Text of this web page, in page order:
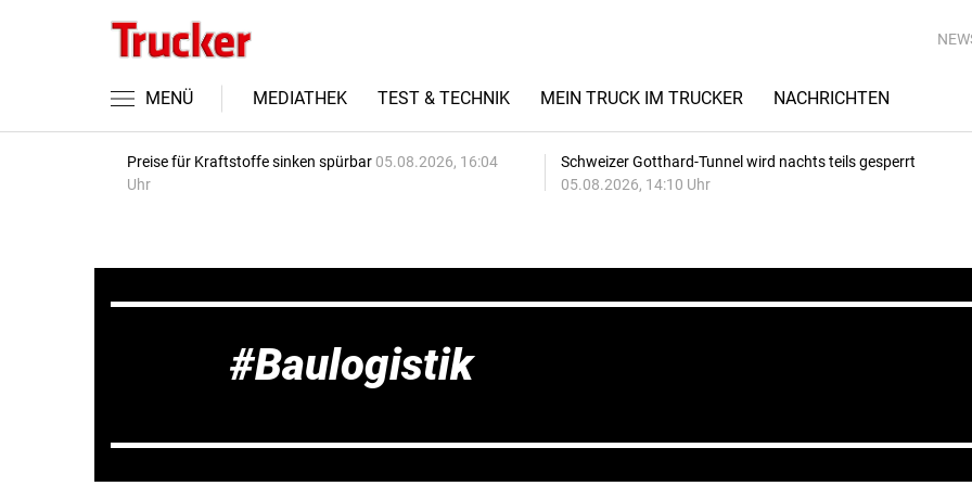
MENÜ MEDIATHEK TEST & TECHNIK MEIN TRUCK IM TRUCKER NACHRICHTEN
Preise für Kraftstoffe sinken spürbar 05.08.2026, 16:04
Uhr
Schweizer Gotthard-Tunnel wird nachts teils gesperrt
05.08.2026, 14:10 Uhr
Baulogistik